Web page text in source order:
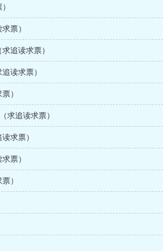
票）
追读求票）
读求票）
）
求追读求票）
求票）
票）
）